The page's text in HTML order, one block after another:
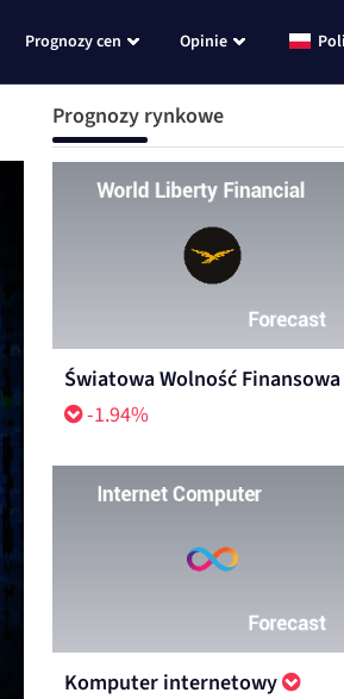
Prognozy cen Opinie
Prognozy rynkowe
Światowa Wolność Finansowa
-1.94%
Komputer internetowy